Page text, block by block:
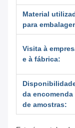
Material
para
Visita à
e à fábrica:
da encomenda
de amostras: